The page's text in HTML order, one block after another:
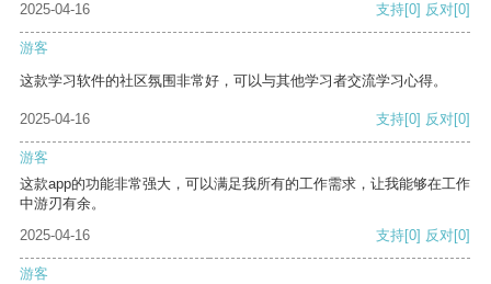
2025-04-16
支持[0] 反对[0]
游客
这款学习软件的社区氛围非常好，可以与其他学习者交流学习心得。
2025-04-16 支持[0] 反对[0]
游客
这款app的功能非常强大，可以满足我所有的工作需求，让我能够在工作
中游刃有余。
2025-04-16
支持[0] 反对[0]
游客